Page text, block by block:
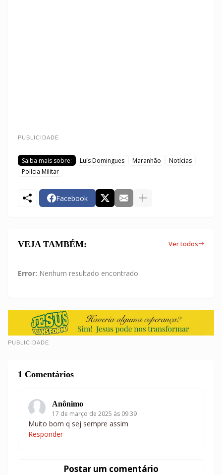
PUBLICIDADE
Saiba mais sobre: Luís Domingues Maranhão
Notícias
Polícia Militar
Facebook
VEJA TAMBÉM: Ver todos
Error: Nenhum resultado encontrado
PUBLICIDADE
1 Comentários
Anônimo
17 de março de 2025 às 09:39
Muito bom q sej sempre assim
Responder
Postar um comentário